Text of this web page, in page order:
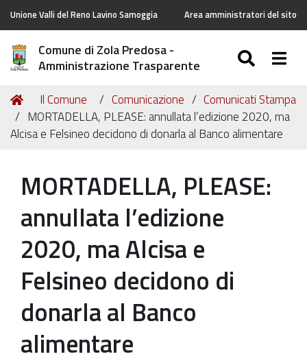
Unione Valli del Reno Lavino Samoggia Area amministratori del sito
Comune di Zola Predosa -
Amministrazione Trasparente
Tu
sei
qui:
Home
Il Comune Comunicazione
Comunicati Stampa
MORTADELLA, PLEASE: annullata l’edizione 2020, ma
Alcisa e Felsineo decidono di donarla al Banco alimentare
MORTADELLA, PLEASE:
annullata l’edizione
2020, ma Alcisa e
Felsineo decidono di
donarla al Banco
alimentare